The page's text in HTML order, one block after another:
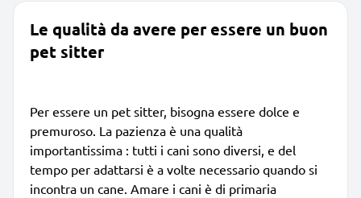
Le qualità da avere per essere un buon
pet sitter
Per essere un pet sitter, bisogna essere dolce e
premuroso. La pazienza è una qualità
importantissima : tutti i cani sono diversi, e del
tempo per adattarsi è a volte necessario quando si
incontra un cane. Amare i cani è di primaria